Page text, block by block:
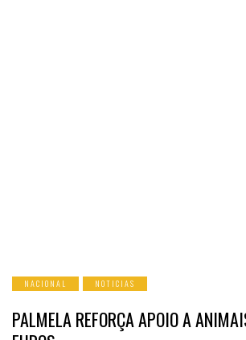
NACIONAL NOTICIAS
PALMELA REFORÇA APOIO A